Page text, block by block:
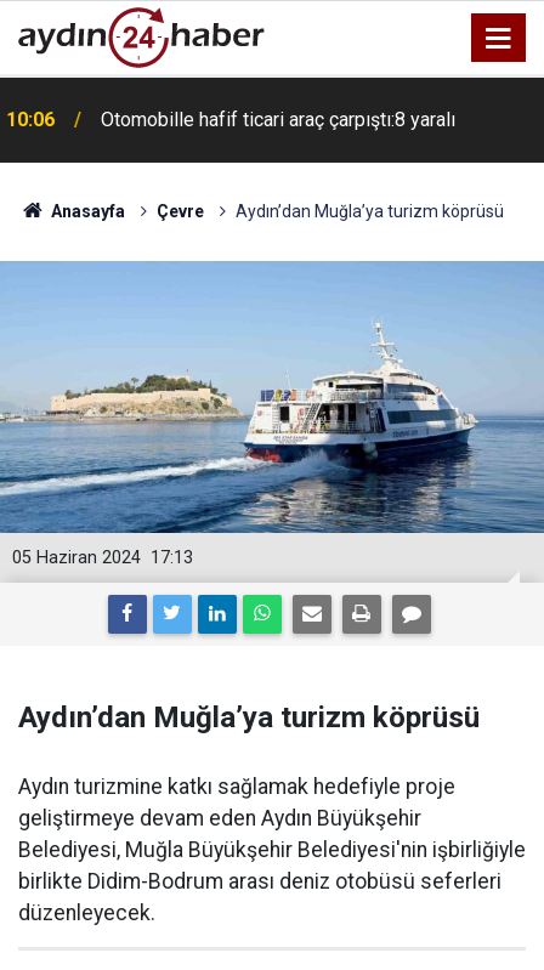
10:06 Otomobille hafif ticari araç çarpıştı:8 yaralı
Anasayfa Çevre Aydın’dan Muğla’ya turizm köprüsü
17:13
05 Haziran 2024
Aydın’dan Muğla’ya turizm köprüsü
Aydın turizmine katkı sağlamak hedefiyle proje
geliştirmeye devam eden Aydın Büyükşehir
Belediyesi, Muğla Büyükşehir Belediyesi'nin işbirliğiyle
birlikte Didim-Bodrum arası deniz otobüsü seferleri
düzenleyecek.